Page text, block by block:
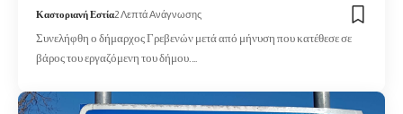
Καστοριανή Εστία2 Λεπτά Ανάγνωσης
Συνελήφθη ο δήμαρχος Γρεβενών μετά από μήνυση που κατέθεσε σε
βάρος του εργαζόμενη του δήμου.…